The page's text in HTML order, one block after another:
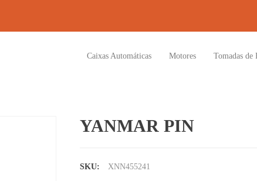
Caixas Automáticas Motores Tomadas de
YANMAR PIN
SKU: XNN455241